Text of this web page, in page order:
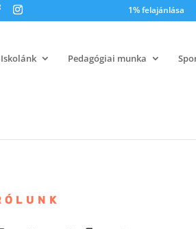
1% felajánlása
Iskolánk Pedagógiai munka